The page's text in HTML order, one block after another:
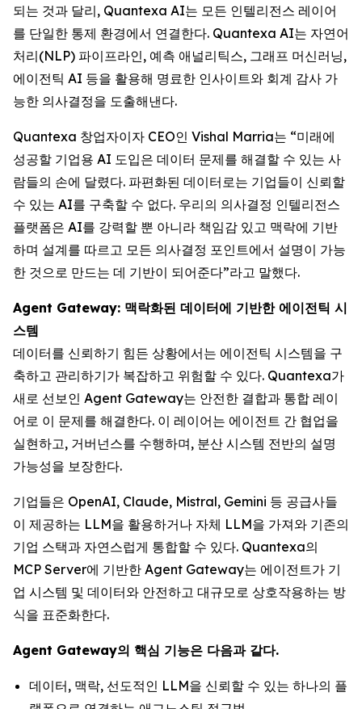
되는 것과 달리, Quantexa AI는 모든 인텔리전스 레이어
를 단일한 통제 환경에서 연결한다. Quantexa AI는 자연어
처리(NLP) 파이프라인, 예측 애널리틱스, 그래프 머신러닝,
에이전틱 AI 등을 활용해 명료한 인사이트와 회계 감사 가
능한 의사결정을 도출해낸다.
Quantexa 창업자이자 CEO인 Vishal Marria는 “미래에
성공할 기업용 AI 도입은 데이터 문제를 해결할 수 있는 사
람들의 손에 달렸다. 파편화된 데이터로는 기업들이 신뢰할
수 있는 AI를 구축할 수 없다. 우리의 의사결정 인텔리전스
플랫폼은 AI를 강력할 뿐 아니라 책임감 있고 맥락에 기반
하며 설계를 따르고 모든 의사결정 포인트에서 설명이 가능
한 것으로 만드는 데 기반이 되어준다”라고 말했다.
Agent Gateway: 맥락화된 데이터에 기반한 에이전틱 시
스템
데이터를 신뢰하기 힘든 상황에서는 에이전틱 시스템을 구
축하고 관리하기가 복잡하고 위험할 수 있다. Quantexa가
새로 선보인 Agent Gateway는 안전한 결합과 통합 레이
어로 이 문제를 해결한다. 이 레이어는 에이전트 간 협업을
실현하고, 거버넌스를 수행하며, 분산 시스템 전반의 설명
가능성을 보장한다.
기업들은 OpenAI, Claude, Mistral, Gemini 등 공급사들
이 제공하는 LLM을 활용하거나 자체 LLM을 가져와 기존의
기업 스택과 자연스럽게 통합할 수 있다. Quantexa의
MCP Server에 기반한 Agent Gateway는 에이전트가 기
업 시스템 및 데이터와 안전하고 대규모로 상호작용하는 방
식을 표준화한다.
Agent Gateway의 핵심 기능은 다음과 같다.
데이터, 맥락, 선도적인 LLM을 신뢰할 수 있는 하나의 플